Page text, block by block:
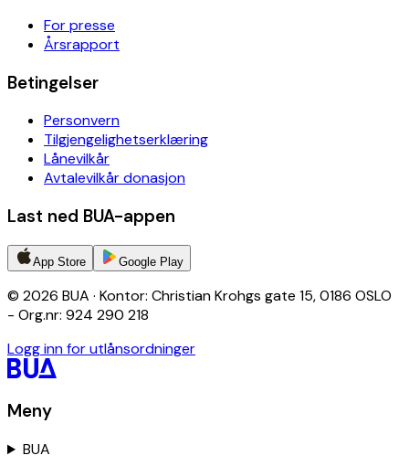
For presse
Årsrapport
Betingelser
Personvern
Tilgjengelighetserklæring
Lånevilkår
Avtalevilkår donasjon
Last ned BUA-appen
App Store Google Play
© 2026 BUA · Kontor: Christian Krohgs gate 15, 0186 OSLO
- Org.nr: 924 290 218
Logg inn for utlånsordninger
Meny
BUA